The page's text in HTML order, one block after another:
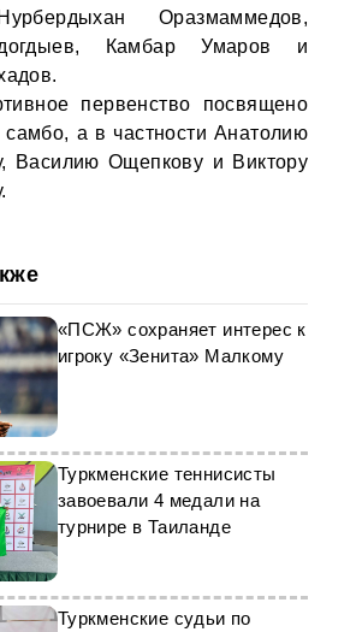
Оразмаммедов,
Камбар Умаров и
первенство посвящено
самбо, а в частности Анатолию
Василию Ощепкову и Виктору
«ПСЖ» сохраняет интерес к
игроку «Зенита» Малкому
Туркменские теннисисты
завоевали 4 медали на
турнире в Таиланде
Туркменские судьи по